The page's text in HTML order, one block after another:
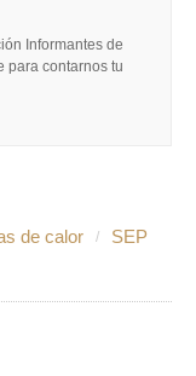
Informantes de
para contarnos tu
de calor
SEP